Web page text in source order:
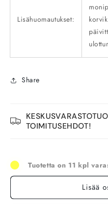
Lisähuomautukset:
Share
TOIMITUSEHDOT!
Tuotetta on 11 kpl
Lisää